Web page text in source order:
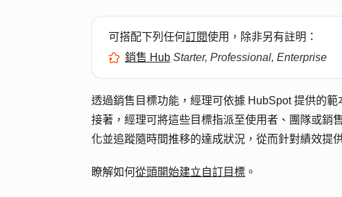
可搭配下列任何訂閱使用，除非另有註明：
銷售 Hub Starter, Professional, Enterprise
透過銷售目標功能，經理可依據 HubSpot 提供的
接著，經理可將這些目標指派至使用者、團隊或銷
化並追蹤隨時間推移的達成狀況，從而針對績效提
瞭解如何從頭開始建立自訂目標 。